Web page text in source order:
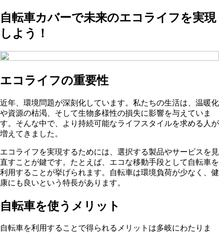
自転車カバーで未来のエコライフを実現
しよう！
エコライフの重要性
近年、環境問題が深刻化しています。私たちの生活は、温暖化
や資源の枯渇、そして生物多様性の損失に影響を与えていま
す。そんな中で、より持続可能なライフスタイルを求める人が
増えてきました。
エコライフを実現するためには、選択する製品やサービスを見
直すことが鍵です。たとえば、エコな移動手段として自転車を
利用することが挙げられます。自転車は環境負荷が少なく、健
康にも良いという特長があります。
自転車を使うメリット
自転車を利用することで得られるメリットは多岐にわたりま